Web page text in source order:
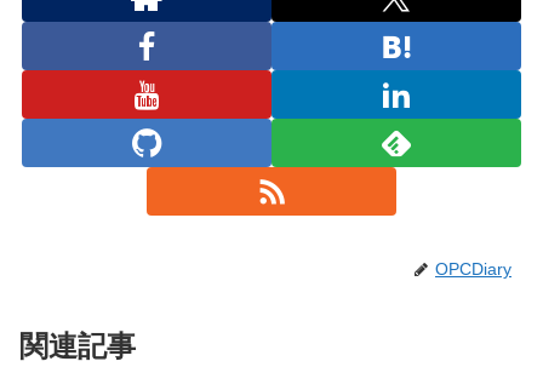
OPCDiary
関連記事